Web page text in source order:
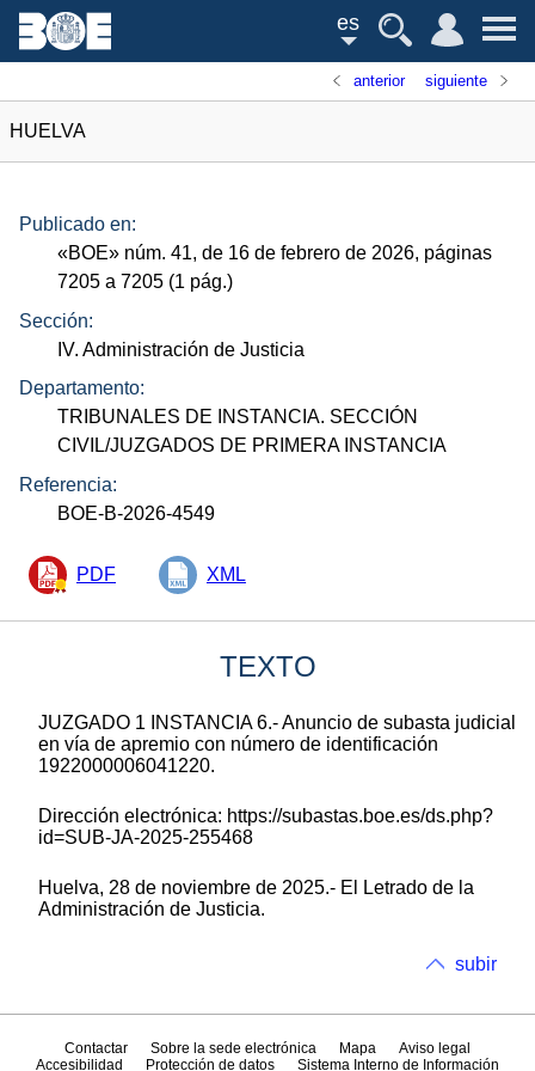
es
anterior siguiente
HUELVA
Publicado en:
«BOE» núm. 41, de 16 de febrero de 2026, páginas
7205 a 7205 (1 pág.)
Sección:
IV. Administración de Justicia
Departamento:
TRIBUNALES DE INSTANCIA. SECCIÓN
CIVIL/JUZGADOS DE PRIMERA INSTANCIA
Referencia:
BOE-B-2026-4549
PDF XML
TEXTO
JUZGADO 1 INSTANCIA 6.- Anuncio de subasta judicial
en vía de apremio con número de identificación
1922000006041220.
Dirección electrónica: https://subastas.boe.es/ds.php?
id=SUB-JA-2025-255468
Huelva, 28 de noviembre de 2025.- El Letrado de la
Administración de Justicia.
subir
Contactar Sobre la sede electrónica Mapa
Aviso legal
Accesibilidad
Protección de datos Sistema Interno de Información